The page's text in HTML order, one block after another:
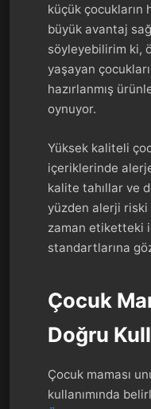
küçük çocukların
büyük avantaj
söyleyebilirim ki,
yaşayan
hazırlanmış
oynuyor.
Yüksek kaliteli
içeriklerinde
kalite tahıllar ve
yüzden alerji
zaman etiketteki
standartlarına
Çocuk
Doğru
Çocuk maması
kullanımında